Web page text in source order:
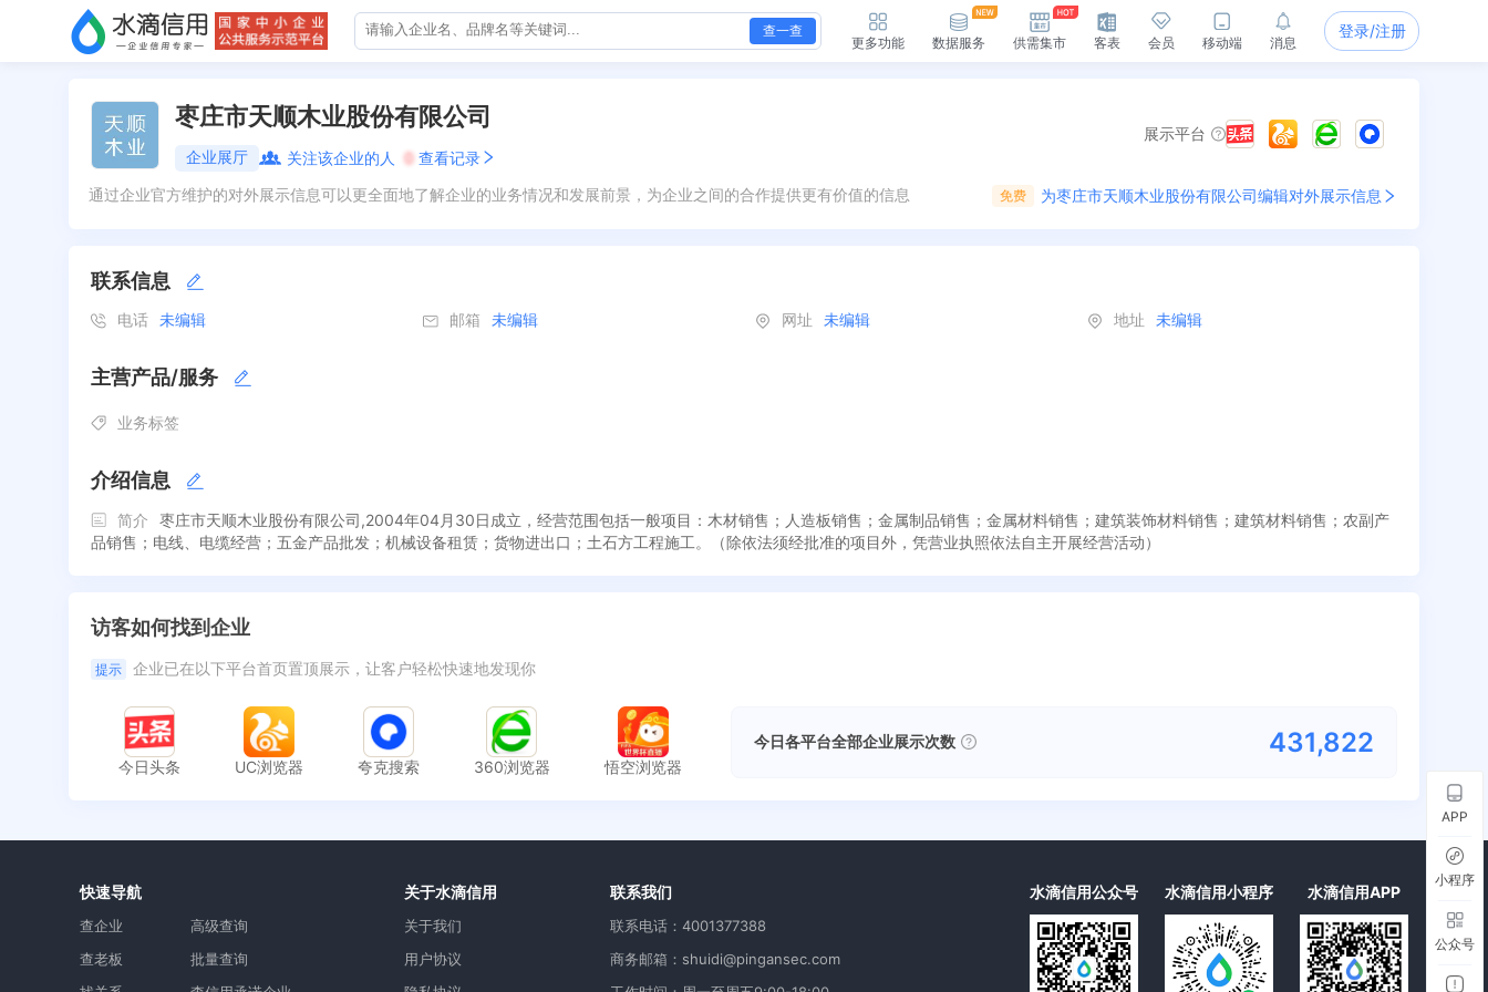
查一查
更多功能 数据服务 供需集市 客表 会员 移动端 消息
登录/注册
枣庄市天顺木业股份有限公司
企业展厅 关注该企业的人 0 查看记录
展示平台
通过企业官方维护的对外展示信息可以更全面地了解企业的业务情况和发展前景，为企业之间的合作提供更有价值的信息 免费 为枣庄市天顺木业股份有限公司编辑对外展示信息
联系信息
电话 未编辑 邮箱 未编辑 网址 未编辑 地址 未编辑
主营产品/服务
业务标签
介绍信息
简介
枣庄市天顺木业股份有限公司,2004年04月30日成立，经营范围包括一般项目：木材销售；人造板销售；金属制品销售；金属材料销售；建筑装饰材料销售；建筑材料销售；农副产
品销售；电线、电缆经营；五金产品批发；机械设备租赁；货物进出口；土石方工程施工。（除依法须经批准的项目外，凭营业执照依法自主开展经营活动）
访客如何找到企业
提示 企业已在以下平台首页置顶展示，让客户轻松快速地发现你
今日头条 UC浏览器 夸克搜索 360浏览器 悟空浏览器
今日各平台全部企业展示次数 431,822
快速导航
查企业
查老板
高级查询
批量查询
关于水滴信用
关于我们
用户协议
联系我们
联系电话：4001377388
商务邮箱：shuidi@pingansec.com
水滴信用公众号 水滴信用小程序 水滴信用APP
APP
小程序
公众号